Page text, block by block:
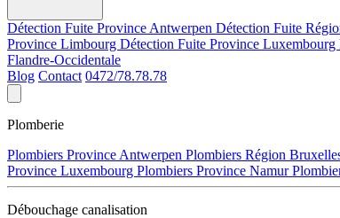
Détection Fuite Province Antwerpen Détection Fuite
Province Limbourg Détection Fuite Province Luxembourg
Flandre-Occidentale
Blog Contact 0472/78.78.78
Plomberie
Plombiers Province Antwerpen Plombiers Région
Province Luxembourg Plombiers Province Namur
Débouchage canalisation